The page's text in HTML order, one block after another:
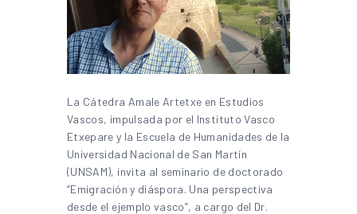
La Cátedra Amale Artetxe en Estudios
Vascos, impulsada por el Instituto Vasco
Etxepare y la Escuela de Humanidades de la
Universidad Nacional de San Martín
(UNSAM), invita al seminario de doctorado
“Emigración y diáspora. Una perspectiva
desde el ejemplo vasco”, a cargo del Dr.